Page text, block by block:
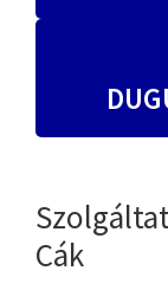
Cák